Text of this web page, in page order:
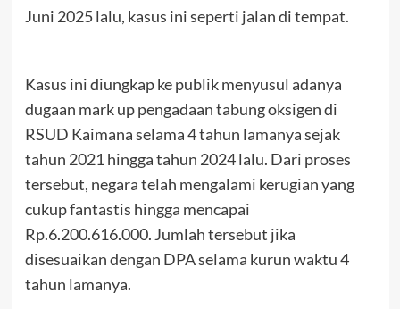
Juni 2025 lalu, kasus ini seperti jalan di tempat.
Kasus ini diungkap ke publik menyusul adanya
dugaan mark up pengadaan tabung oksigen di
RSUD Kaimana selama 4 tahun lamanya sejak
tahun 2021 hingga tahun 2024 lalu. Dari proses
tersebut, negara telah mengalami kerugian yang
cukup fantastis hingga mencapai
Rp.6.200.616.000. Jumlah tersebut jika
disesuaikan dengan DPA selama kurun waktu 4
tahun lamanya.